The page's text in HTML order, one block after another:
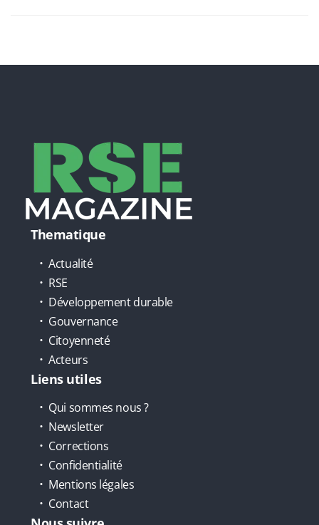
Thematique
Actualité
RSE
Développement durable
Gouvernance
Citoyenneté
Acteurs
Liens utiles
Qui sommes nous ?
Newsletter
Corrections
Confidentialité
Mentions légales
Contact